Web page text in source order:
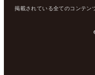
掲載されている全てのコンテン